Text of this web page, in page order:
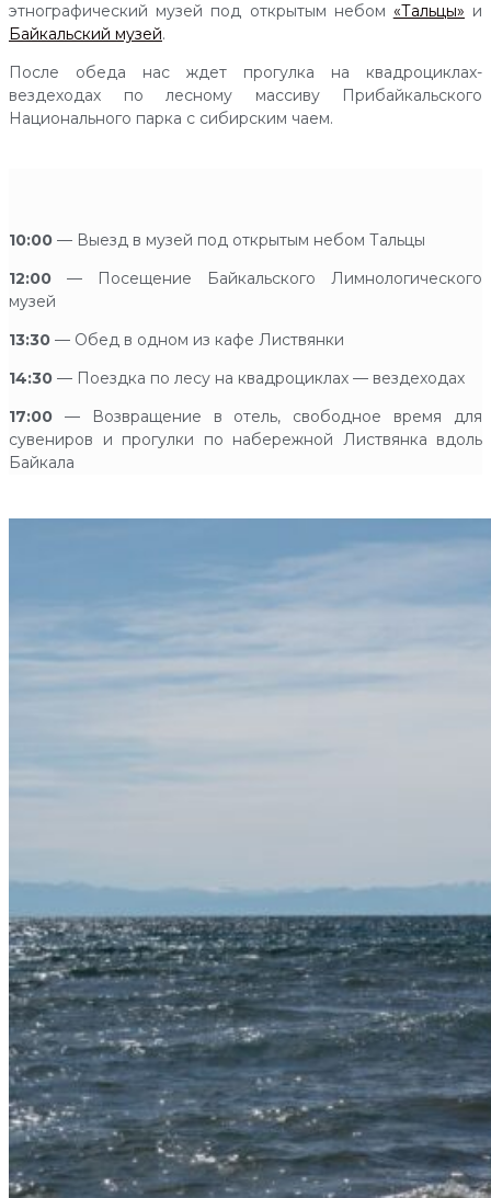
этнографический музей под открытым небом «Тальцы» и
Байкальский музей.
После обеда нас ждет прогулка на квадроциклах-
вездеходах по лесному массиву Прибайкальского
Национального парка с сибирским чаем.
10:00 — Выезд в музей под открытым небом Тальцы
12:00 — Посещение Байкальского Лимнологического
музей
13:30 — Обед в одном из кафе Листвянки
14:30 — Поездка по лесу на квадроциклах — вездеходах
17:00 — Возвращение в отель, свободное время для
сувениров и прогулки по набережной Листвянка вдоль
Байкала